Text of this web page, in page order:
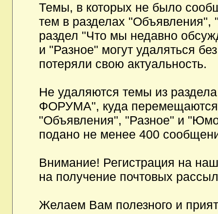
Темы, в которых не было
тем в разделах
раздел "Что мы недавно
и "Разное" могут удаляться
потеряли свою актуальность.
Не удаляются темы из
ФОРУМА", куда перемещаются
"Объявления", "Разное" и
подано не менее 400
Внимание! Регистрация на
на получение почтовых
Желаем Вам полезного и